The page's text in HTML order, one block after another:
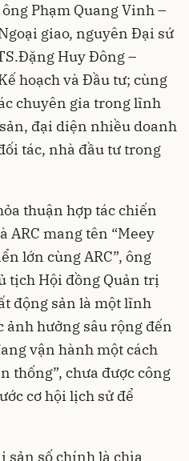
Phạm Quang Vinh –
giao, nguyên Đại sứ
Huy Đông –
hoạch và Đầu tư; cùng
chuyên gia trong lĩnh
đại diện nhiều doanh
tác, nhà đầu tư trong
thuận hợp tác chiến
ARC mang tên “Meey
lớn cùng ARC”, ông
tịch Hội đồng Quản trị
động sản là một lĩnh
ảnh hưởng sâu rộng đến
vận hành một cách
thống”, chưa được công
cơ hội lịch sử để
sản số chính là chìa